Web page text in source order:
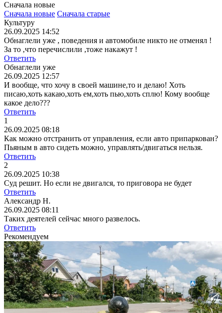
Сначала новые
Сначала новые Сначала старые
Культуру
26.09.2025 14:52
Обнаглели уже , поведения и автомобиле никто не отменял !
За то ,что перечислили ,тоже накажут !
Ответить
Обнаглели уже
26.09.2025 12:57
И вообще, что хочу в своей машине,то и делаю! Хоть
писаю,хоть какаю,хоть ем,хоть пью,хоть сплю! Кому вообще
какое дело???
Ответить
1
26.09.2025 08:18
Как можно отстранить от управления, если авто припаркован?
Пьяным в авто сидеть можно, управлять/двигаться нельзя.
Ответить
2
26.09.2025 10:38
Суд решит. Но если не двигался, то приговора не будет
Ответить
Александр Н.
26.09.2025 08:11
Таких деятелей сейчас много развелось.
Ответить
Рекомендуем